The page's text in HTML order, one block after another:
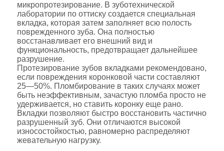
микропротезирование. В зуботехнической
лаборатории по оттиску создается специальная
вкладка, которая затем заполняет всю полость
поврежденного зуба. Она полностью
восстанавливает его внешний вид и
функциональность, предотвращает дальнейшее
разрушение.
Протезирование зубов вкладками рекомендовано,
если повреждения коронковой части составляют
25—50%. Пломбирование в таких случаях может
быть неэффективным, зачастую пломба просто не
удерживается, но ставить коронку еще рано.
Вкладки позволяют быстро восстановить частично
разрушенный зуб. Они отличаются высокой
износостойкостью, равномерно распределяют
жевательную нагрузку.